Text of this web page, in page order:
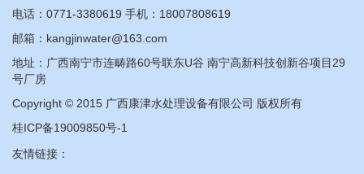
电话： 0771-3380619 手机： 18007808619
邮箱：kangjinwater@163.com
地址：广西南宁市连畴路60号联东U谷 南宁高新科技创新谷项目29
号厂房
Copyright © 2015 广西康津水处理设备有限公司 版权所有
桂ICP备19009850号-1
友情链接：